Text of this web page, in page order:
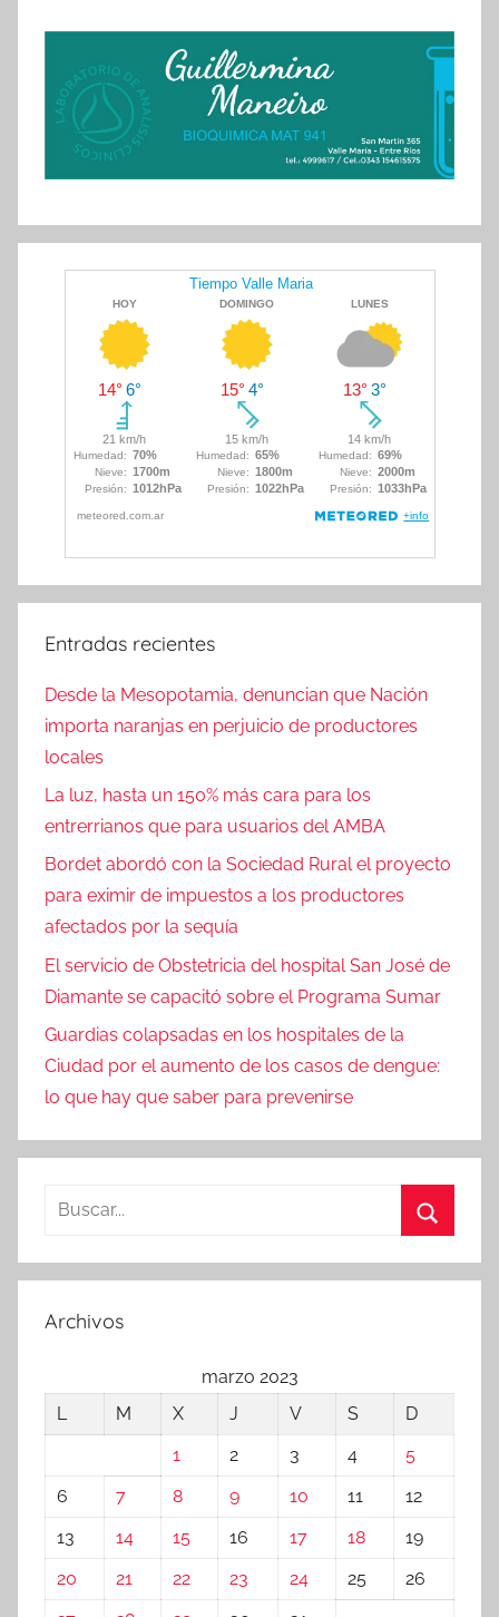
Entradas recientes
Desde la Mesopotamia, denuncian que Nación
importa naranjas en perjuicio de productores
locales
La luz, hasta un 150% más cara para los
entrerrianos que para usuarios del AMBA
Bordet abordó con la Sociedad Rural el proyecto
para eximir de impuestos a los productores
afectados por la sequía
El servicio de Obstetricia del hospital San José de
Diamante se capacitó sobre el Programa Sumar
Guardias colapsadas en los hospitales de la
Ciudad por el aumento de los casos de dengue:
lo que hay que saber para prevenirse
Buscar:
Archivos
marzo 2023
L
M X J V S
D
1
2 3 4
5
6
7 8 9 10 11
12
13
14 15 16 17 18
19
20
21 22 23 24 25
26